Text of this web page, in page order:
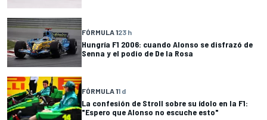
FÓRMULA 123 h
Hungría F1 2006: cuando Alonso se disfrazó de
Senna y el podio de De la Rosa
FÓRMULA 11 d
La confesión de Stroll sobre su ídolo en la F1:
"Espero que Alonso no escuche esto"